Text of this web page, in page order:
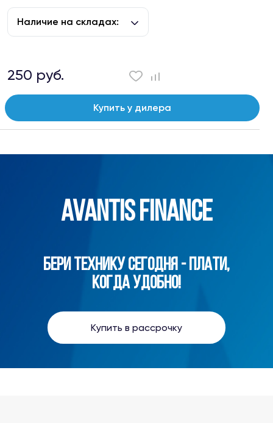
Наличие на складах:
250 руб.
Купить у дилера
AVANTIS FINANCE
БЕРИ ТЕХНИКУ СЕГОДНЯ - ПЛАТИ,
КОГДА УДОБНО!
Купить в рассрочку